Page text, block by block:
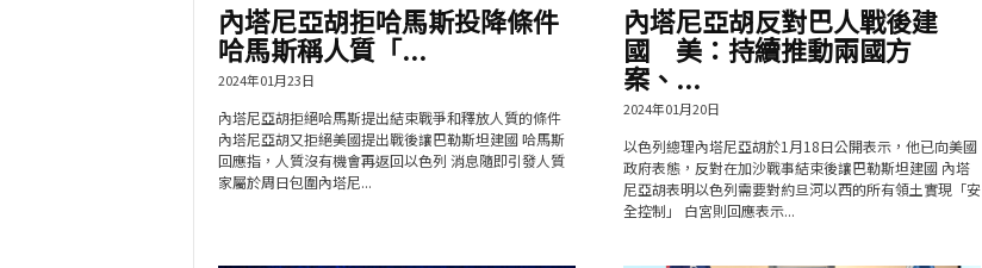
內塔尼亞胡拒哈馬斯投降條件
哈馬斯稱人質「...
2024年01月23日
內塔尼亞胡拒絕哈馬斯提出結束戰爭和釋放人質的條件
內塔尼亞胡又拒絕美國提出戰後讓巴勒斯坦建國 哈馬斯
回應指，人質沒有機會再返回以色列 消息隨即引發人質
家屬於周日包圍內塔尼...
內塔尼亞胡反對巴人戰後建
國 美：持續推動兩國方
案、...
2024年01月20日
以色列總理內塔尼亞胡於1月18日公開表示，他已向美國
政府表態，反對在加沙戰事結束後讓巴勒斯坦建國 內塔
尼亞胡表明以色列需要對約旦河以西的所有領土實現「安
全控制」 白宮則回應表示...